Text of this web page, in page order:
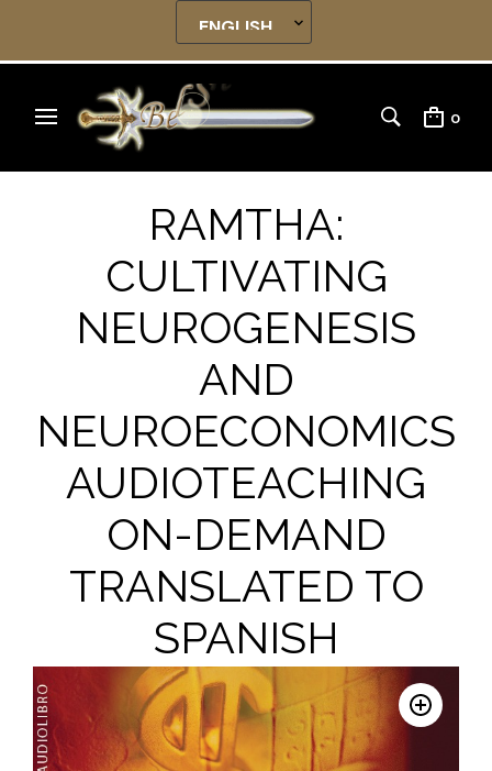
0
RAMTHA:
CULTIVATING
NEUROGENESIS
AND
NEUROECONOMICS
AUDIOTEACHING
ON-DEMAND
TRANSLATED TO
SPANISH